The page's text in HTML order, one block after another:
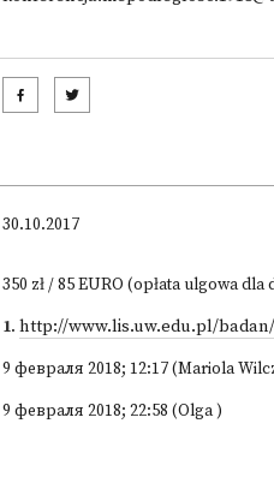
30.10.2017
350 zł / 85 EURO (opłata ulgowa
1. http://www.lis.uw.edu.pl/badan/
9 февраля 2018; 12:17 (Mariola
9 февраля 2018; 22:58 (Olga )